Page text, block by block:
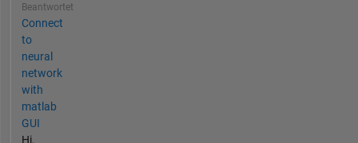
Beantwortet
Connect
to
neural
network
with
matlab
GUI
Hi,